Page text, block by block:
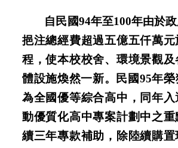
自民國94年至100年由於
挹注總經費超過五億五仟萬
程，使本校校舍、環境景觀
體設施煥然一新。民國95年
為全國優等綜合高中，同年
動優質化高中專案計劃中之
續三年專款補助，除陸續購